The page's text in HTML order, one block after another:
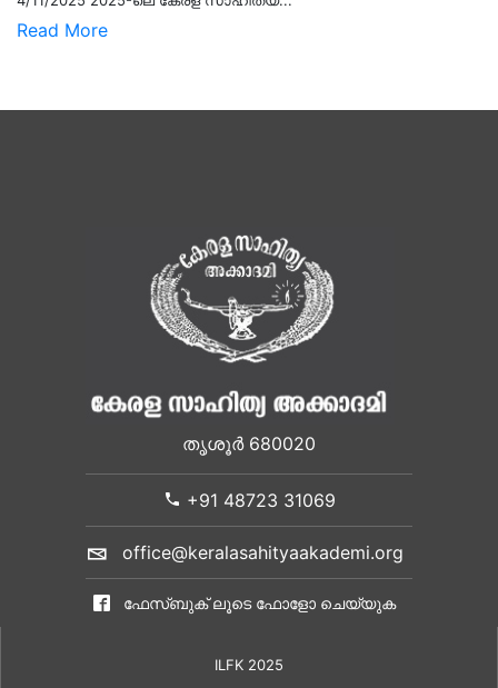
Read More
തൃശൂർ 680020
+91 48723 31069
office@keralasahityaakademi.org
ഫേസ്ബുക് ലൂടെ ഫോളോ ചെയ്യുക
ILFK 2025